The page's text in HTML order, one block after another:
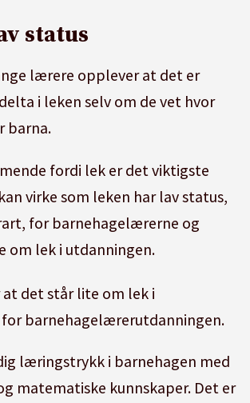
å komme med forslag.
tanken om at barna skal lære noe
at det var intensjonen.
i drama Knut Olav
OsloMet, universitetslektor i
Bergvik og professor i
Anne Greve
status
lærere opplever at det er
i leken selv om de vet hvor
barna.
fordi lek er det viktigste
virke som leken har lav status,
for barnehagelærerne og
om lek i utdanningen.
at det står lite om lek i
barnehagelærerutdanningen.
læringstrykk i barnehagen med
matematiske kunnskaper. Det er